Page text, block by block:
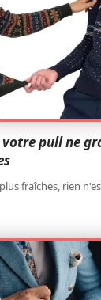
pull ne
fraîches, rien